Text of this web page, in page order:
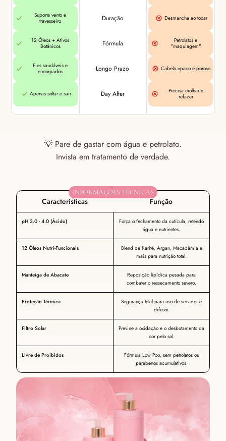
Suporta vento e
travesseiro
12 Óleos + Ativos
Botânicos
Fios saudáveis e
encorpados
Apenas soltar e sair
Duração
Fórmula
Longo Prazo
Day After
Desmancha ao tocar
Petrolatos e
"maquiagem"
Cabelo opaco e poroso
Precisa molhar e
refazer
💡 Pare de gastar com água e petrolato.
Invista em tratamento de verdade.
INFORMAÇÕES TÉCNICAS
Características Função
pH 3.0 - 4.0 (Ácido)
Força o fechamento da cutícula, retendo
água e nutrientes.
12 Óleos Nutri-Funcionais
Blend de Karité, Argan, Macadâmia e
mais para nutrição total.
Manteiga de Abacate
Reposição lipídica pesada para
combater o ressecamento severo.
Proteção Térmica
Segurança total para uso de secador e
difusor.
Filtro Solar
Previne a oxidação e o desbotamento da
cor pelo sol.
Livre de Proibidos
Fórmula Low Poo, sem petrolatos ou
parabenos acumulativos.